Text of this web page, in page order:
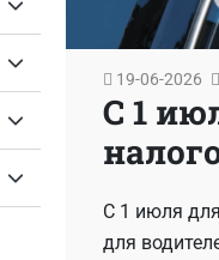
19-06-2026
С 1
С 1 июля
для